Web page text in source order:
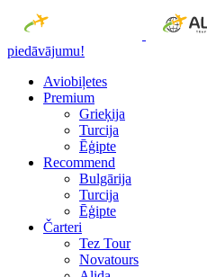
piedāvājumu!
Aviobiļetes
Premium
Grieķija
Turcija
Ēģipte
Recommend
Bulgārija
Turcija
Ēģipte
Čarteri
Tez Tour
Novatours